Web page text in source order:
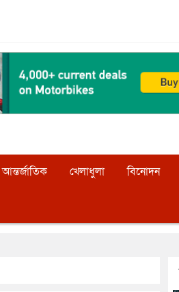
আন্তর্জাতিক খেলাধুলা বিনোদন